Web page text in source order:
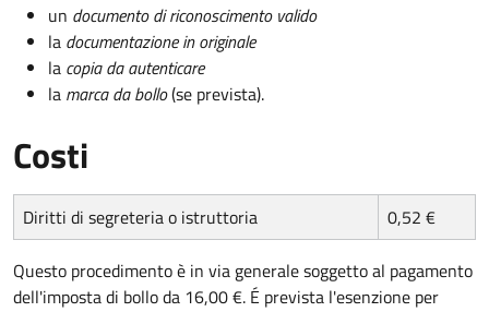
un documento di riconoscimento valido
la documentazione in originale
la copia da autenticare
la marca da bollo(se prevista).
Costi
Diritti di segreteria o istruttoria 0,52 €
Questo procedimento è in via generale soggetto al pagamento
dell'imposta di bollo da 16,00 €. É prevista l'esenzione per